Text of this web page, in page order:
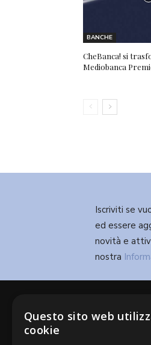
BANCHE
CheBanca! si
Mediobanca
Iscriviti se
ed essere
novità e
nostra
Questo sito web
cookie